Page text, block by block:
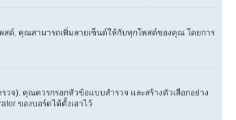
ต์. คุณสามารถเพิ่มลายเซ็นต์ให้กับทุกโพสต์ของคุณ โดยการ
). คุณควรกรอกหัวข้อแบบสำรวจ และสร้างตัวเลือกอย่าง
ของบอร์ดได้ตั้งเอาไว้